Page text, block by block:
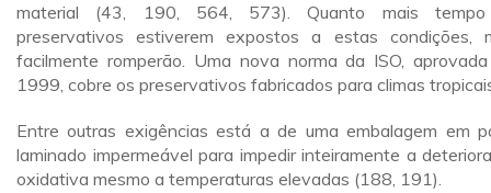
material (43, 190, 564, 573). Quanto mais
preservativos estiverem expostos a estas condições,
facilmente romperão. Uma nova norma da ISO,
1999, cobre os preservativos fabricados para climas
Entre outras exigências está a de uma embalagem em
laminado impermeável para impedir inteiramente a
oxidativa mesmo a temperaturas elevadas (188, 191).